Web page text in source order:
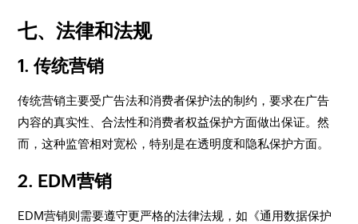
七、法律和法规
1. 传统营销
传统营销主要受广告法和消费者保护法的制约，要求在广告
内容的真实性、合法性和消费者权益保护方面做出保证。然
而，这种监管相对宽松，特别是在透明度和隐私保护方面。
2. EDM营销
EDM营销则需要遵守更严格的法律法规，如《通用数据保护